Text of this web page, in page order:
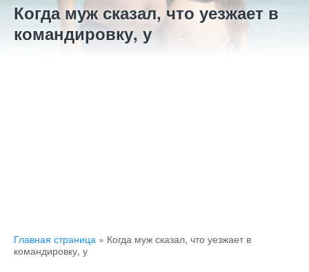
Когда муж сказал, что уезжает в
командировку, у
Главная страница » Когда муж сказал, что уезжает в
командировку, у